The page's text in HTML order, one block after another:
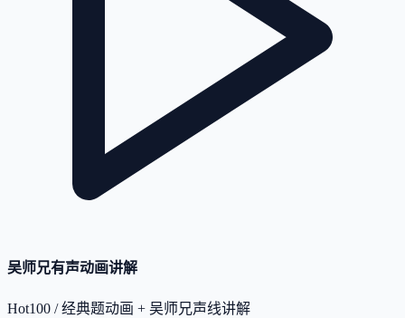
吴师兄有声动画讲解
Hot100 / 经典题动画 + 吴师兄声线讲解